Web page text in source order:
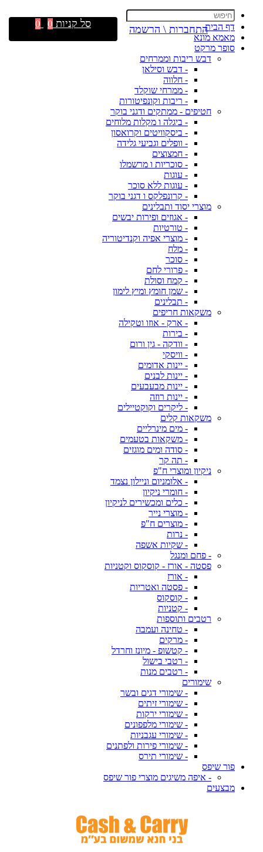
דף הבית
מאמא מונא
סופר מרקט
דבש ריבות וממרחים
- דבש וסילאן
- חלווה
- ממרחי שוקלד
- ריבות וקונפיטורות
חטיפים - ממתקים ודגני בוקר
- ביגלה ו מקלות מלוחים
- ביסקוויטים וקרואסון
- וופלים וגביעי גלידה
- חמצוצים
- סוכריות ו מרשמלו
- עוגות
- עוגות ללא סוכר
- קרונפלקס ו דגני בוקר
מוצרי יסוד ותבלינים
- אגוזים ופירות יבשים
- טורטיות
- מוצרי אפיה וקנדיטוריה
- מלח
- סוכר
- פרורי לחם
- קמח וסולת
- שמן חומץ ומיץ לימון
- תבלינים
משקאות חריפים
- ארק - אוזו וטקילה
- בירות
- וודקה - גין ורום
- וויסקי
- יינות אדומים
- יינות לבנים
- יינות מבעבעים
- יינות רוזה
- ליקרים וקוקטיילים
משקאות קלים
- מים מינרליים
- משקאות בטעמים
- סודה ומים מוגזים
- תה קר
ניקיון ומוצרי ח"פ
- אלומניום וניילון נצמד
- חומרי ניקיון
- כלים ומכשירים לניקיון
- מוצרי נייר
- מוצרים ח"פ
- נרות
- שקיות אשפה
- פחם ומנגל
פסטה - אורז - קוסקוס וקטניות
- אורז
- פסטה ואטריות
- קוסקוס
- קטניות
רטבים ותוספות
- טחינה ועמבה
- מרקים
- קטשופ - מיונז וחרדל
- רטבי בישול
- רטבים מנות
שימורים
- שימורי דגים ובשר
- שימורי זיתים
- שימורי ירקות
- שימורי מלפפונים
- שימורי עגבניות
- שימורי פירות ולפתנים
- שימורי תירס
פור שיפס
- איפה משיגים מוצרי פור שיפס
מבצעים
התחברות \ הרשמה סל קניות 0
0